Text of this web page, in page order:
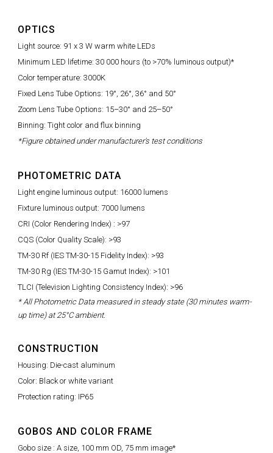
OPTICS
Light source: 91 x 3 W warm white LEDs
Minimum LED lifetime: 30 000 hours (to >70% luminous output)*
Color temperature: 3000K
Fixed Lens Tube Options: 19°, 26°, 36° and 50°
Zoom Lens Tube Options: 15–30° and 25–50°
Binning: Tight color and flux binning
*Figure obtained under manufacturer's test conditions
PHOTOMETRIC DATA
Light engine luminous output: 16000 lumens
Fixture luminous output: 7000 lumens
CRI (Color Rendering Index) : >97
CQS (Color Quality Scale): >93
TM-30 Rf (IES TM-30-15 Fidelity Index): >93
TM-30 Rg (IES TM-30-15 Gamut Index): >101
TLCI (Television Lighting Consistency Index): >96
* All Photometric Data measured in steady state (30 minutes warm-
up time) at 25°C ambient.
CONSTRUCTION
Housing: Die-cast aluminum
Color: Black or white variant
Protection rating: IP65
GOBOS AND COLOR FRAME
Gobo size : A size, 100 mm OD, 75 mm image*